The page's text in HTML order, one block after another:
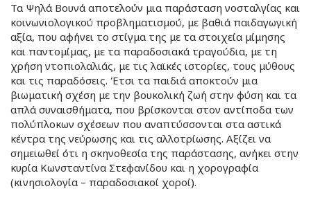
Τα Ψηλά Βουνά αποτελούν μια παράσταση νοσταλγίας και
κοινωνιολογικού προβληματισμού, με βαθιά παιδαγωγική
αξία, που αφήνει το στίγμα της με τα στοιχεία μίμησης
και παντομίμας, με τα παραδοσιακά τραγούδια, με τη
χρήση ντοπιολαλιάς, με τις λαϊκές ιστορίες, τους μύθους
και τις παραδόσεις. Έτσι τα παιδιά αποκτούν μια
βιωματική σχέση με την βουκολική ζωή στην φύση και τα
απλά συναισθήματα, που βρίσκονται στον αντίποδα των
πολύπλοκων σχέσεων που αναπτύσσονται στα αστικά
κέντρα της νεύρωσης και τις αλλοτρίωσης. Αξίζει να
σημειωθεί ότι η σκηνοθεσία της παράστασης, ανήκει στην
κυρία Κωνσταντίνα Στεφανίδου και η χορογραφία
(κινησιολογία – παραδοσιακοί χοροί).